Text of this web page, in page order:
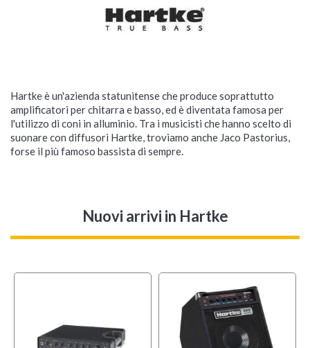
Hartke è un'azienda statunitense che produce soprattutto
amplificatori per chitarra e basso, ed è diventata famosa per
l'utilizzo di coni in alluminio. Tra i musicisti che hanno scelto di
suonare con diffusori Hartke, troviamo anche Jaco Pastorius,
forse il più famoso bassista di sempre.
Nuovi arrivi in Hartke